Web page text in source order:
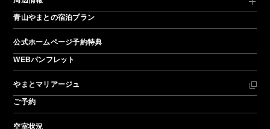
青山やまとの宿泊プラン
公式ホームページ予約特典
WEBパンフレット
やまとマリアージュ
ご予約
空室状況